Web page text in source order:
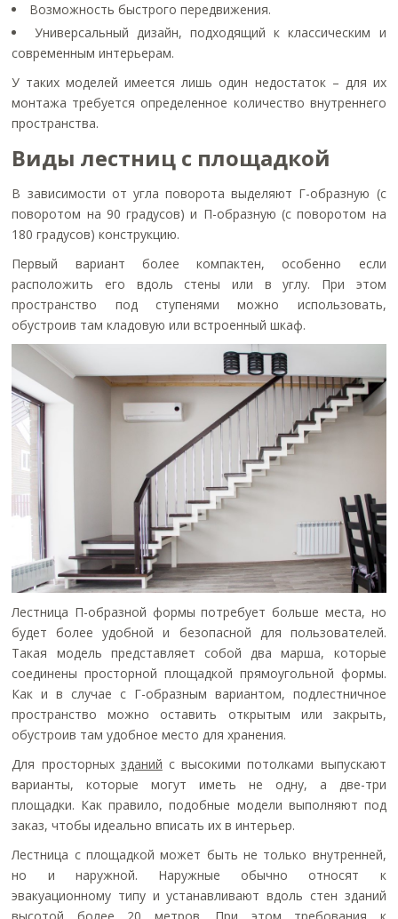
Возможность быстрого передвижения.
Универсальный дизайн, подходящий к классическим и
современным интерьерам.
У таких моделей имеется лишь один недостаток – для их
монтажа требуется определенное количество внутреннего
пространства.
Виды лестниц с площадкой
В зависимости от угла поворота выделяют Г-образную (с
поворотом на 90 градусов) и П-образную (с поворотом на
180 градусов) конструкцию.
Первый вариант более компактен, особенно если
расположить его вдоль стены или в углу. При этом
пространство под ступенями можно использовать,
обустроив там кладовую или встроенный шкаф.
Лестница П-образной формы потребует больше места, но
будет более удобной и безопасной для пользователей.
Такая модель представляет собой два марша, которые
соединены просторной площадкой прямоугольной формы.
Как и в случае с Г-образным вариантом, подлестничное
пространство можно оставить открытым или закрыть,
обустроив там удобное место для хранения.
Для просторных зданий с высокими потолками выпускают
варианты, которые могут иметь не одну, а две-три
площадки. Как правило, подобные модели выполняют под
заказ, чтобы идеально вписать их в интерьер.
Лестница с площадкой может быть не только внутренней,
но и наружной. Наружные обычно относят к
эвакуационному типу и устанавливают вдоль стен зданий